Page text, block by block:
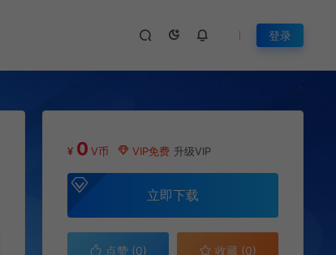
登录
¥ 0 V币 VIP免费 升级VIP
立即下载
点赞 (0) 收藏 (0)